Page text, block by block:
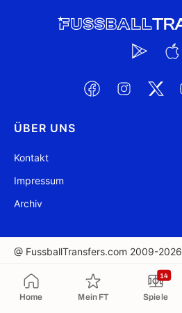
Home Mein FT Spiele
14
ÜBER UNS
Kontakt
Impressum
Archiv
@ FussballTransfers.com 2009-2026
In die Zwischenablage kopiert